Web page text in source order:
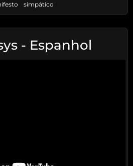
simpático
- Espanhol